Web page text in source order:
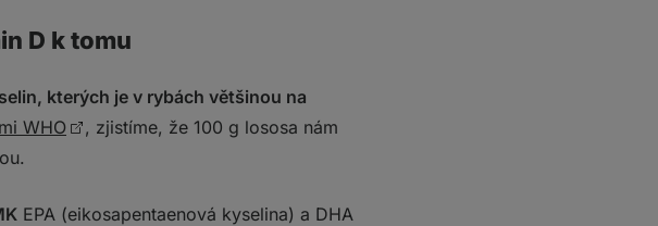
D k tomu
kterých je v rybách většinou na
WHO
, zjistíme, že 100 g lososa nám
EPA (eikosapentaenová kyselina) a DHA